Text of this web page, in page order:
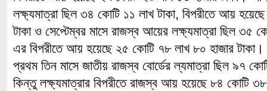
লক্ষ্যমাত্রা ছিল ৩৪ কোটি ১১ লাখ টাকা, বিপরীতে আয়
টাকা ও সেপ্টেম্বর মাসে রাজস্ব আয়ের লক্ষ্যমাত্রা ছিল ৩৫
এর বিপরীতে আয় হয়েছে ২৫ কোটি ৭৮ লাখ ৮০ হাজার টাকা।
প্রথম তিন মাসে জাতীয় রাজস্ব বোর্ডের ল্যমাত্রা ছিল ৯৭
কিন্তু লক্ষ্যমাত্রার বিপরীতে রাজস্ব আয় হয়েছে ৮৪ কোটি